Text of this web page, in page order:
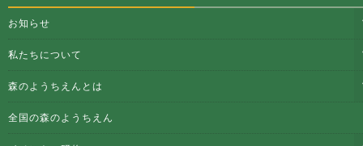
お知らせ
私たちについて
森のようちえんとは
全国の森のようちえん